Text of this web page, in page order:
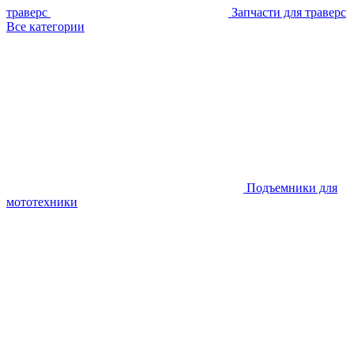
траверс
Запчасти для траверс
Все категории
Подъемники для
мототехники